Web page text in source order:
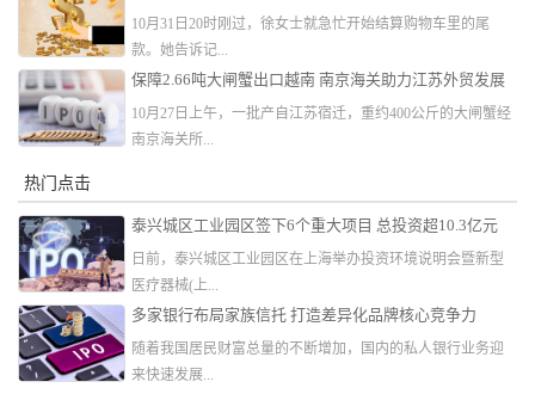
10月31日20时刚过，徐女士就急忙开始结算购物车里的尾
款。她告诉记...
保障2.66吨大闸蟹出口越南 南京海关助力江苏外贸发展
10月27日上午，一批产自江苏宿迁，重约400公斤的大闸蟹经
南京海关所...
热门点击
泰兴城区工业园区签下6个重大项目 总投资超10.3亿元
日前，泰兴城区工业园区在上海举办投资环境说明会暨新型
医疗器械(上...
多家银行布局家族信托 打造差异化品牌核心竞争力
随着我国居民财富总量的不断增加，国内的私人银行业务迎
来快速发展...